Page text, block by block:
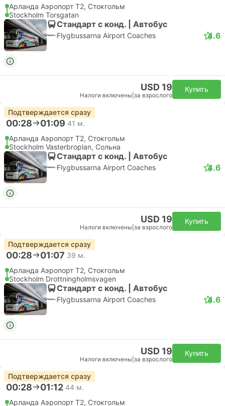
Арланда Аэропорт T2, Стокгольм
Stockholm Torsgatan
Стандарт с конд. | Автобус
Flygbussarna Airport Coaches 4.6
USD 19
Налоги включены за взрослого
Купить
Подтверждается сразу
00:28 01:09 41 м.
Арланда Аэропорт T2, Стокгольм
Stockholm Vasterbroplan, Сольна
Стандарт с конд. | Автобус
Flygbussarna Airport Coaches 4.6
USD 19
Налоги включены за взрослого
Купить
Подтверждается сразу
00:28 01:07 39 м.
Арланда Аэропорт T2, Стокгольм
Stockholm Drottningholmsvagen
Стандарт с конд. | Автобус
Flygbussarna Airport Coaches 4.6
USD 19
Налоги включены за взрослого
Купить
Подтверждается сразу
00:28 01:12 44 м.
Арланда Аэропорт T2, Стокгольм